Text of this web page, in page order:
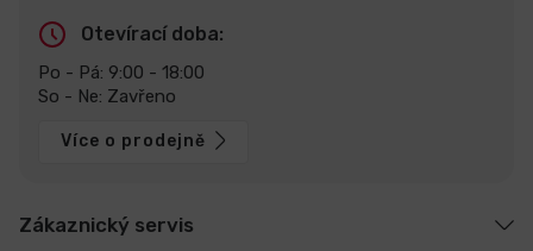
Otevírací doba:
Po - Pá: 9:00 - 18:00
So - Ne: Zavřeno
Více o prodejně
Zákaznický servis